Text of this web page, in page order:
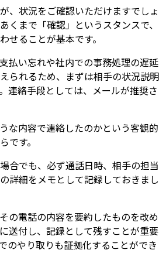
、状況をご確認いただけますでしょ
くまで「確認」というスタンスで、
せることが基本です。
払い忘れや社内での事務処理の遅延
られるため、まずは相手の状況説明
連絡手段としては、メールが推奨さ
な内容で連絡したのかという客観的
です。
合でも、必ず通話日時、相手の担当
詳細をメモとして記録しておきまし
の電話の内容を要約したものを改め
送付し、記録として残すことが重要
のやり取りも証拠化することができ